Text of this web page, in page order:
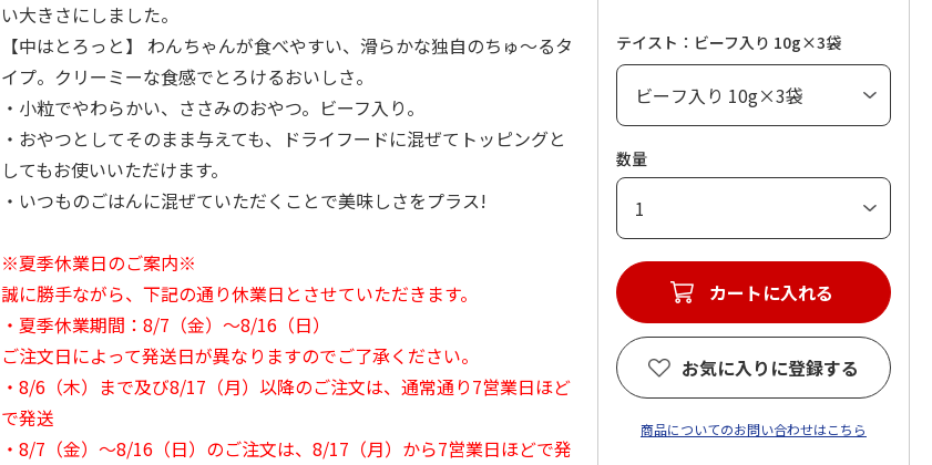
い大きさにしました。
【中はとろっと】 わんちゃんが食べやすい、滑らかな独自のちゅ～るタ
イプ。クリーミーな食感でとろけるおいしさ。
・小粒でやわらかい、ささみのおやつ。ビーフ入り。
・おやつとしてそのまま与えても、ドライフードに混ぜてトッピングと
してもお使いいただけます。
・いつものごはんに混ぜていただくことで美味しさをプラス!
※夏季休業日のご案内※
誠に勝手ながら、下記の通り休業日とさせていただきます。
・夏季休業期間：8/7（金）～8/16（日）
ご注文日によって発送日が異なりますのでご了承ください。
・8/6（木）まで及び8/17（月）以降のご注文は、通常通り7営業日ほど
で発送
・8/7（金）～8/16（日）のご注文は、8/17（月）から7営業日ほどで発
テイスト：ビーフ入り 10g×3袋
数量
カートに入れる
お気に入りに登録する
商品についてのお問い合わせはこちら